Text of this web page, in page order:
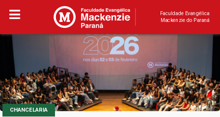
Faculdade Evangélica
Mackenzie do Paraná
CHANCELARIA